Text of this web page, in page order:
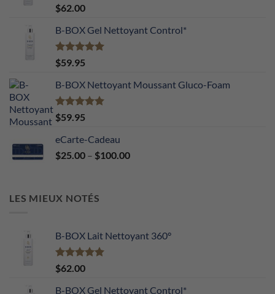
Note5.00
sur 5
$62.00
B-BOX Gel Nettoyant Control*
Note5.00
sur 5
$59.95
B-BOX Nettoyant Moussant Gluco-Foam
Note5.00
sur 5
$59.95
eCarte-Cadeau
$25.00 – $100.00Price
LES MIEUX NOTÉS
B-BOX Lait Nettoyant 360°
Note5.00
sur 5
$62.00
B-BOX Gel Nettoyant Control*